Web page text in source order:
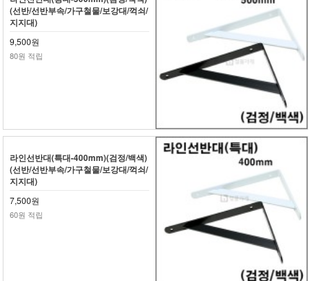
(선반/선반부속/가구철물/보강대/꺽쇠/
지지대)
9,500원
80원 적립
라인선반대(특대-400mm)(검정/백색)
(선반/선반부속/가구철물/보강대/꺽쇠/
지지대)
7,500원
60원 적립